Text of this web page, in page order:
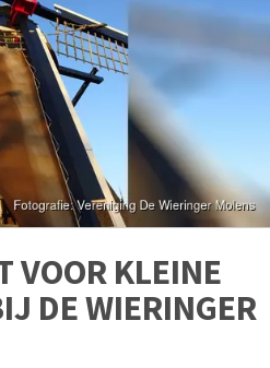
VOOR KLEINE
DE WIERINGER